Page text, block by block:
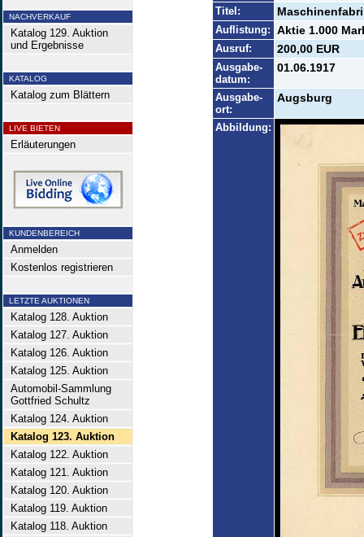
NACHVERKAUF
Katalog 129. Auktion
und Ergebnisse
KATALOG
Katalog zum Blättern
LIVE BIETEN
Erläuterungen
KUNDENBEREICH
Anmelden
Kostenlos registrieren
LETZTE AUKTIONEN
Katalog 128. Auktion
Katalog 127. Auktion
Katalog 126. Auktion
Katalog 125. Auktion
Automobil-Sammlung
Gottfried Schultz
Katalog 124. Auktion
Katalog 123. Auktion
Katalog 122. Auktion
Katalog 121. Auktion
Katalog 120. Auktion
Katalog 119. Auktion
Katalog 118. Auktion
Titel:
Auflistung: Aktie 1.000
Ausruf: 200,00 EUR
Ausgabe-
datum:
01.06.1917
Ausgabe-
ort:
Augsburg
Abbildung: